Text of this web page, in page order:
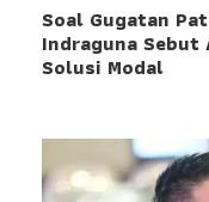
Soal Gugatan
Indraguna Sebut
Solusi Modal